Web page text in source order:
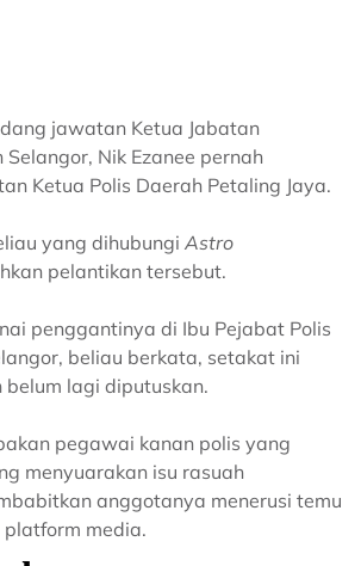
jawatan Ketua Jabatan
Selangor, Nik Ezanee pernah
Ketua Polis Daerah Petaling Jaya.
yang dihubungi Astro
pelantikan tersebut.
penggantinya di Ibu Pejabat Polis
beliau berkata, setakat ini
lagi diputuskan.
pegawai kanan polis yang
menyuarakan isu rasuah
anggotanya menerusi temu
media.